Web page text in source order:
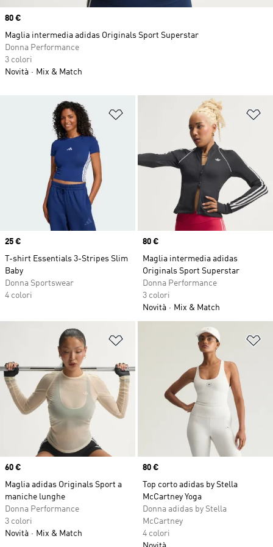
Aggiungi alla lista dei desideri
Price
25 €
T-shirt Essentials 3-Stripes Slim
Baby
Donna Sportswear
4 colori
Price
80 €
Maglia intermedia adidas
Originals Sport Superstar
Donna Performance
3 colori
Novità
Mix & Match
Aggiungi alla lista dei desideri
Price
60 €
Maglia adidas Originals Sport a
maniche lunghe
Donna Performance
3 colori
Novità
Mix & Match
Price
80 €
Top corto adidas by Stella
McCartney Yoga
Donna adidas by Stella
McCartney
4 colori
Price
80 €
Maglia intermedia adidas Originals Sport Superstar
Donna Performance
3 colori
Novità
Mix & Match